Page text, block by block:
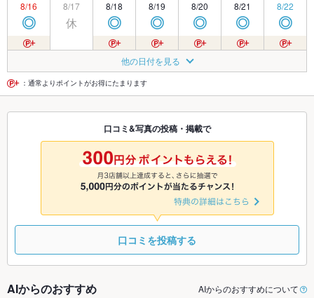
8/16
◎
8/17
休
8/18
◎
8/19
◎
8/20
◎
8/21
◎
8/22
◎
◎ 休
8/25
◎
8/26
◎
8/27
◎ ◎ ◎
8/30 8/31 9/1
◎
9/2
◎
9/3
◎
9/4 9/5
9/8
◎
9/9
◎
9/10
◎
9/11
他の日付を見る
：通常よりポイントがお得にたまります
口コミ&写真の投稿・掲載で
口コミを投稿する
AIからのおすすめ AIからのおすすめについて